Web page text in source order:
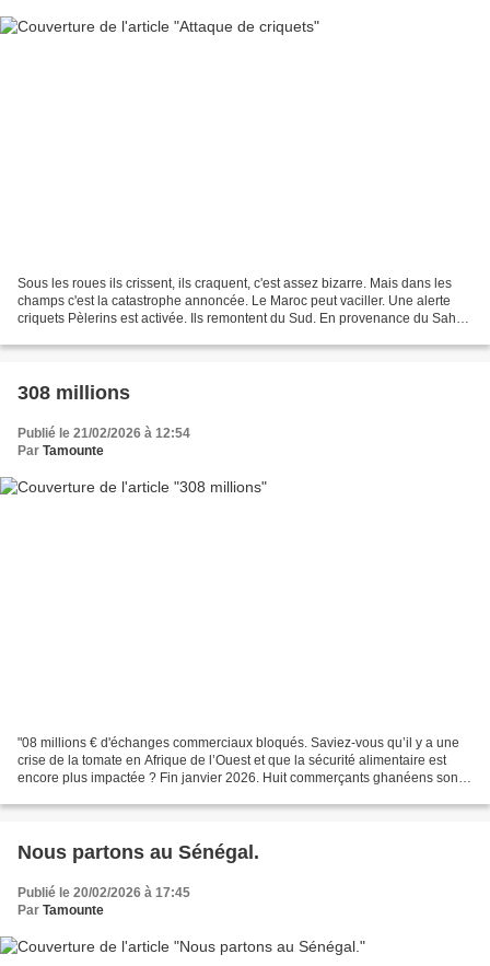
Sous les roues ils crissent, ils craquent, c'est assez bizarre. Mais dans les
champs c'est la catastrophe annoncée. Le Maroc peut vaciller. Une alerte
criquets Pèlerins est activée. Ils remontent du Sud. En provenance du Sahel.
308 millions
Publié le 21/02/2026 à 12:54
Par Tamounte
"08 millions € d'échanges commerciaux bloqués. Saviez-vous qu’il y a une
crise de la tomate en Afrique de l’Ouest et que la sécurité alimentaire est
encore plus impactée ? Fin janvier 2026. Huit commerçants ghanéens sont
Nous partons au Sénégal.
Publié le 20/02/2026 à 17:45
Par Tamounte